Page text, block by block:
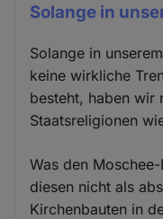
Solange in
Solange in
keine wirkliche
besteht, haben wir
Staatsreligionen
Was den
diesen nicht als
Kirchenbauten in